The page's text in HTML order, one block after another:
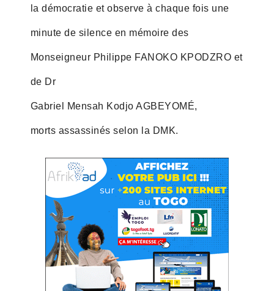
la démocratie et observe à chaque fois une
minute de silence en mémoire des
Monseigneur Philippe FANOKO KPODZRO et
de Dr
Gabriel Mensah Kodjo AGBEYOMÉ,
morts assassinés selon la DMK.